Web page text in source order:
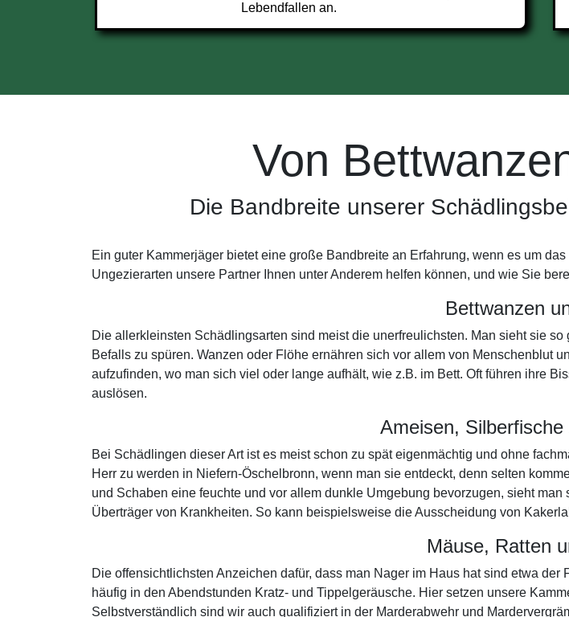
Lebendfallen an.
Von
Die Bandbreite unserer
Ein guter Kammerjäger bietet eine große Bandbreite an Erfahrung, wenn es um
Ungezierarten unsere Partner Ihnen unter Anderem helfen können, und wie Sie
Bettwanzen
Die allerkleinsten Schädlingsarten sind meist die unerfreulichsten. Man sieht sie
Befalls zu spüren. Wanzen oder Flöhe ernähren sich vor allem von Menschenblut
aufzufinden, wo man sich viel oder lange aufhält, wie z.B. im Bett. Oft führen ihre
auslösen.
Ameisen,
Bei Schädlingen dieser Art ist es meist schon zu spät eigenmächtig und ohne
Herr zu werden in Niefern-Öschelbronn, wenn man sie entdeckt, denn selten
und Schaben eine feuchte und vor allem dunkle Umgebung bevorzugen, sieht
Überträger von Krankheiten. So kann beispielsweise die Ausscheidung von
Mäuse, Ratten
Die offensichtlichsten Anzeichen dafür, dass man Nager im Haus hat sind etwa
häufig in den Abendstunden Kratz- und Tippelgeräusche. Hier setzen unsere
Selbstverständlich sind wir auch qualifiziert in der Marderabwehr und